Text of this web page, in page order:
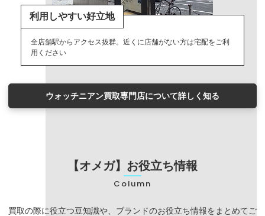
利用しやすい好立地
全店舗駅からアクセス抜群。近くに店舗がない方は宅配をご利
用ください
ウォッチニアン買取専門店について詳しく知る
【オメガ】お役立ち情報
Column
買取の際に役立つ豆知識や、ブランドのお役立ち情報をまとめてご